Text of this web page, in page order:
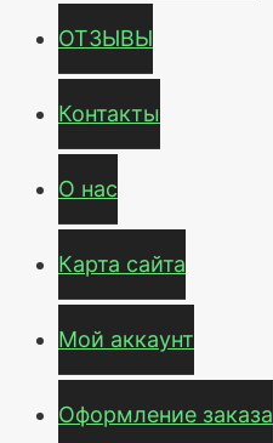
ОТЗЫВЫ
Контакты
О нас
Карта сайта
Мой аккаунт
Оформление заказа